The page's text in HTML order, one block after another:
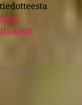
hiilinielu